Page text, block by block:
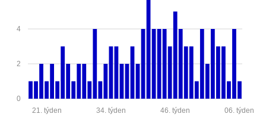
0
2
4
06. týden
46. týden
34. týden
21. týden